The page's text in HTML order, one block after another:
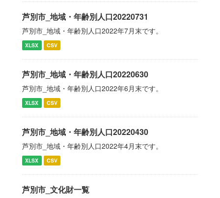
芦別市_地域・年齢別人口20220731
芦別市_地域・年齢別人口2022年7月末です。
XLSX CSV
芦別市_地域・年齢別人口20220630
芦別市_地域・年齢別人口2022年6月末です。
XLSX CSV
芦別市_地域・年齢別人口20220430
芦別市_地域・年齢別人口2022年4月末です。
XLSX CSV
芦別市_文化財一覧